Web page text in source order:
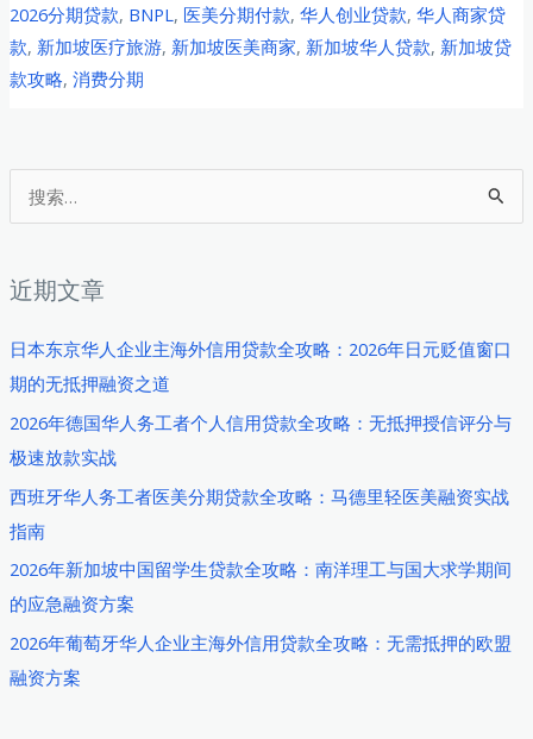
索
近期文章
日本东京华人企业主海外信用贷款全攻略：2026年日元贬值窗口
期的无抵押融资之道
2026年德国华人务工者个人信用贷款全攻略：无抵押授信评分与
极速放款实战
西班牙华人务工者医美分期贷款全攻略：马德里轻医美融资实战
指南
2026年新加坡中国留学生贷款全攻略：南洋理工与国大求学期间
的应急融资方案
2026年葡萄牙华人企业主海外信用贷款全攻略：无需抵押的欧盟
融资方案
加
坡
华
美
分
期
贷
款
攻
略：
医
疗
旅
游
下
2026分期贷款, BNPL , 医美分期付款, 华人创业贷款, 华人商家贷
款, 新加坡医疗旅游, 新加坡医美商家, 新加坡华人贷款, 新加坡贷
款攻略, 消费分期